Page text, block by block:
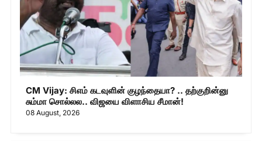
CM Vijay: சிஎம் கடவுளின் குழந்தையா? .. தற்குறின்னு
சும்மா சொல்லல.. விஜயை விளாசிய சீமான்!
08 August, 2026